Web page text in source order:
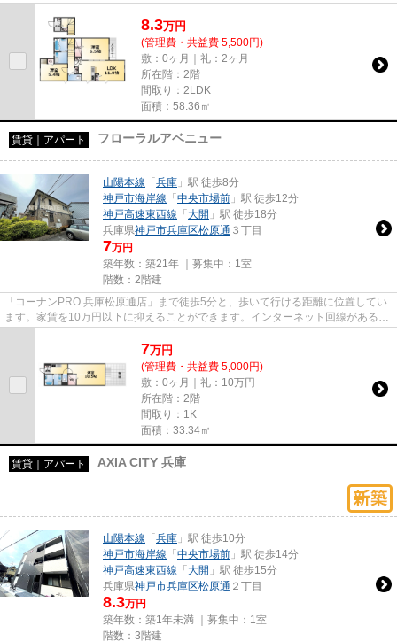
8.3万円
(管理費・共益費 5,500円)
敷：0ヶ月｜礼：2ヶ月
所在階：2階
間取り：2LDK
面積：58.36㎡
賃貸｜アパート フローラルアベニュー
山陽本線 「 兵庫 」駅 徒歩8分
神戸市海岸線 「 中央市場前 」駅 徒歩12分
神戸高速東西線 「 大開 」駅 徒歩18分
兵庫県神戸市兵庫区松原通 ３丁目
7万円
築年数：築21年 ｜募集中： 1室
階数：2階建
「コーナンPRO 兵庫松原通店」まで徒歩5分と、歩いて行ける距離に位置してい
ます。家賃を10万円以下に抑えることができます。インターネット回線がある物
7万円
(管理費・共益費 5,000円)
敷：0ヶ月｜礼：10万円
所在階：2階
間取り：1K
面積：33.34㎡
賃貸｜アパート AXIA CITY 兵庫
山陽本線 「 兵庫 」駅 徒歩10分
神戸市海岸線 「 中央市場前 」駅 徒歩14分
神戸高速東西線 「 大開 」駅 徒歩15分
兵庫県神戸市兵庫区松原通 ２丁目
8.3万円
築年数：築1年未満 ｜募集中： 1室
階数：3階建